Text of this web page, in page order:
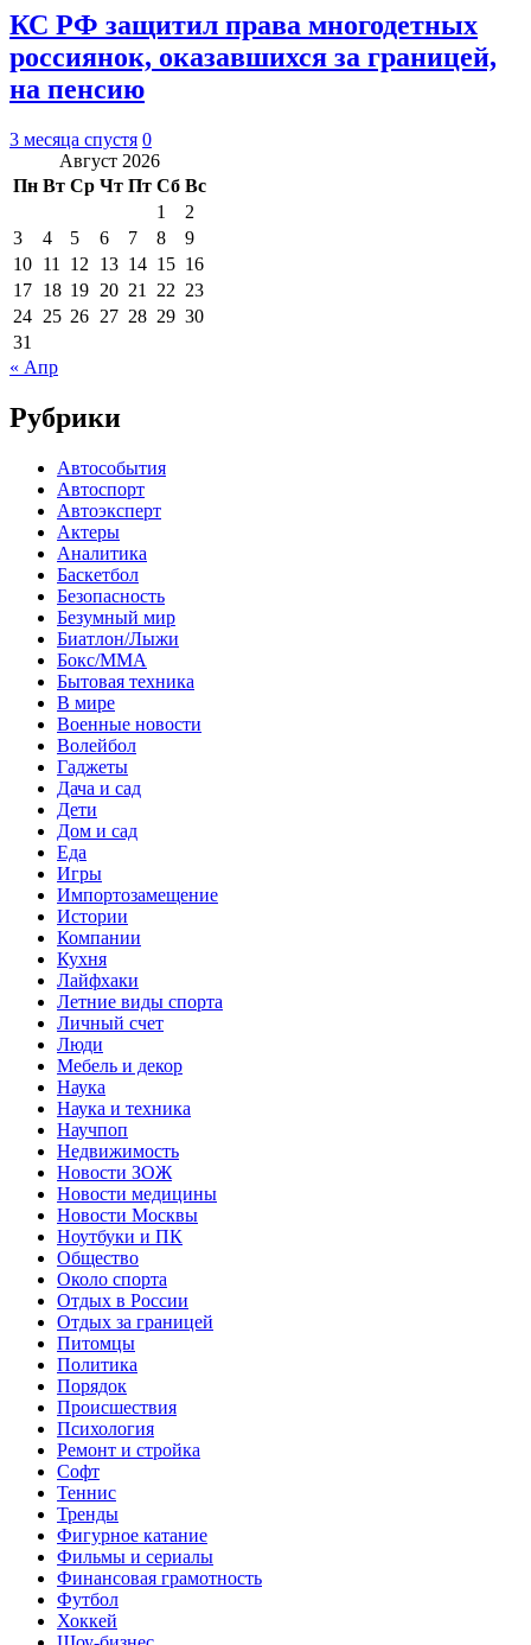
КС РФ защитил права многодетных
россиянок, оказавшихся за границей,
на пенсию
3 месяца спустя 0
Август 2026
Пн Вт Ср Чт Пт Сб Вс
1
2
3
4 5 6 7 8
9
10 11 12 13 14 15 16
17 18 19 20 21 22 23
24 25 26 27 28 29 30
31
« Апр
Рубрики
Автособытия
Автоспорт
Автоэксперт
Актеры
Аналитика
Баскетбол
Безопасность
Безумный мир
Биатлон/Лыжи
Бокс/MMA
Бытовая техника
В мире
Военные новости
Волейбол
Гаджеты
Дача и сад
Дети
Дом и сад
Еда
Игры
Импортозамещение
Истории
Компании
Кухня
Лайфхаки
Летние виды спорта
Личный счет
Люди
Мебель и декор
Наука
Наука и техника
Научпоп
Недвижимость
Новости ЗОЖ
Новости медицины
Новости Москвы
Ноутбуки и ПК
Общество
Около спорта
Отдых в России
Отдых за границей
Питомцы
Политика
Порядок
Происшествия
Психология
Ремонт и стройка
Софт
Теннис
Тренды
Фигурное катание
Фильмы и сериалы
Финансовая грамотность
Футбол
Хоккей